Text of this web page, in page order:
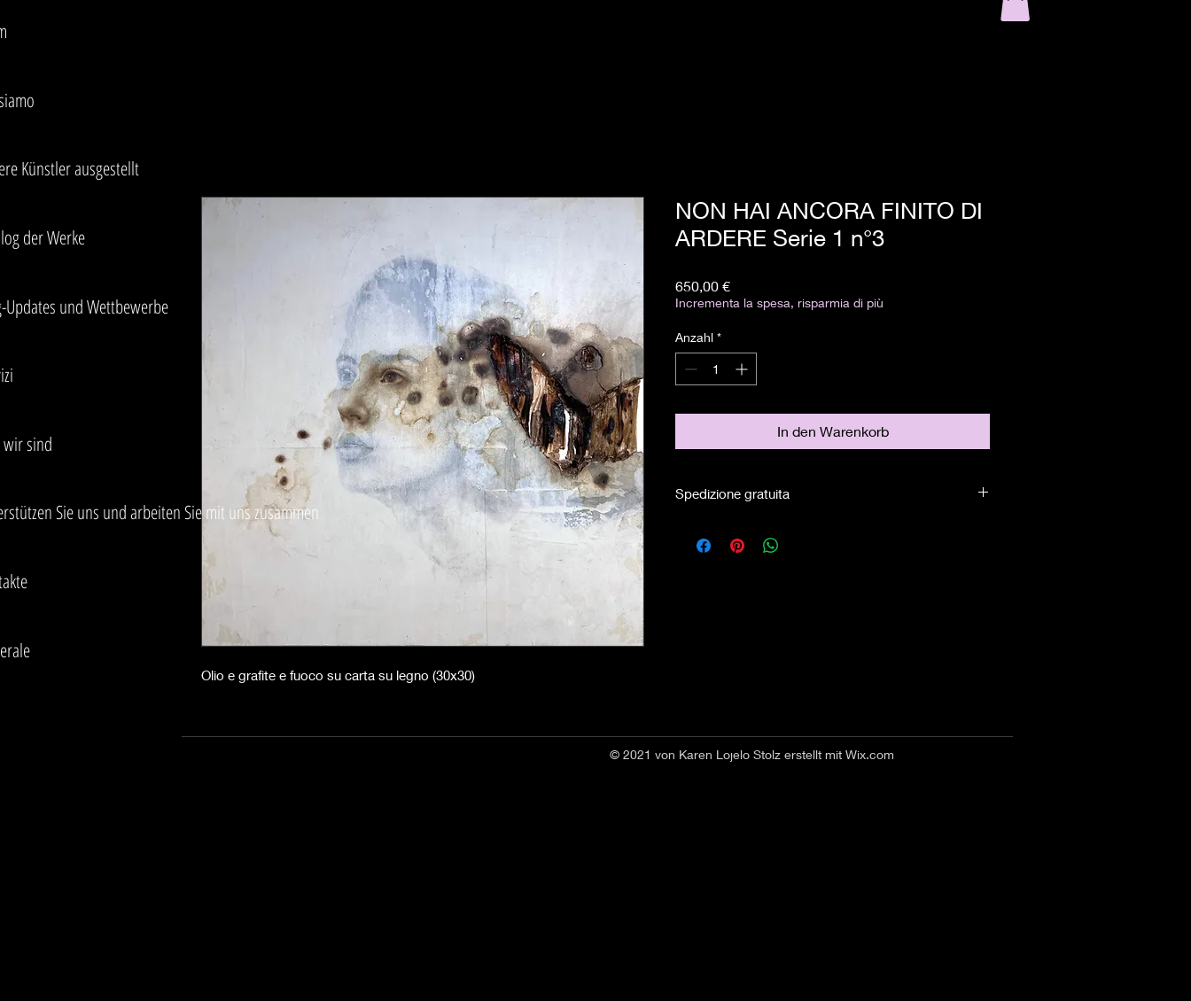
Olio e grafite e fuoco su carta su legno (30x30)
NON HAI ANCORA FINITO DI
ARDERE Serie 1 n°3
650,00 €Preis
Incrementa la spesa, risparmia di più
Anzahl *
In den Warenkorb
Spedizione gratuita
Künstler ausgestellt
der Werke
Updates und Wettbewerbe
sind
Sie uns und arbeiten Sie mit uns zusammen
© 2021 von Karen Lojelo Stolz erstellt mit Wix.com